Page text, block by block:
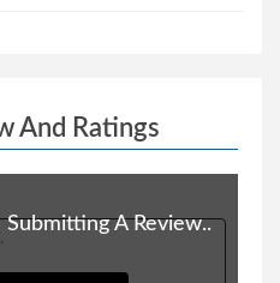
And Ratings
A Review..